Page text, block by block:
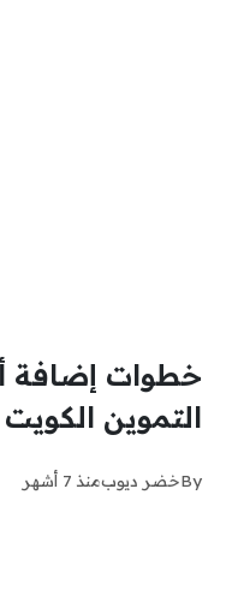
خطوات إضافة
التموين الكويت 2026
Byخضر ديوبمنذ 7 أشهر